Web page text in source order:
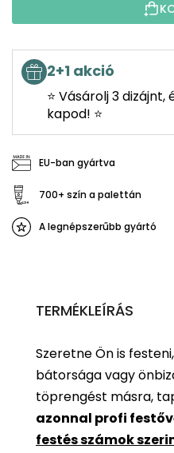
2+1 akció
⭐ Vásárolj 3
kapod! ⭐
EU-ban gyártva
700+ szín a palettán
A legnépszerűbb gyártó
TERMÉKLEÍRÁS
Szeretne Ön is
bátorsága vagy
töprengést másra,
azonnal profi
festés számok